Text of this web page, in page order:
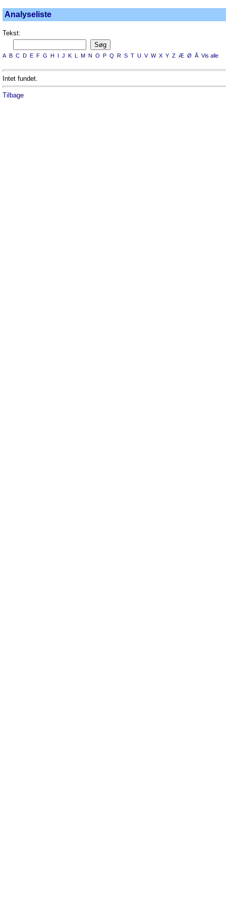
Analyseliste
Tekst:
A B C D E F G H I J K L M N O P Q R S T U V W X Y Z Æ Ø Å Vis alle
Intet fundet.
Tilbage